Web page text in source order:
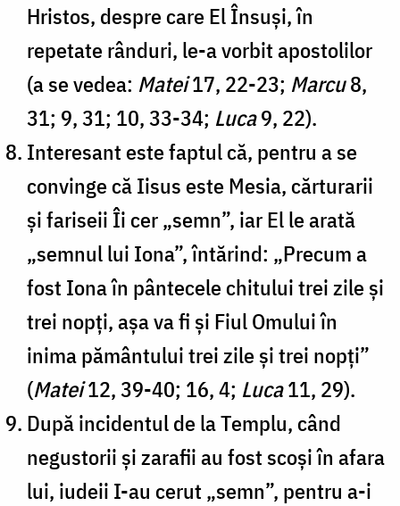
Hristos, despre care El Însuși, în
repetate rânduri, le-a vorbit apostolilor
(a se vedea: Matei17, 22-23; Marcu8,
31; 9, 31; 10, 33-34; Luca9, 22).
Interesant este faptul că, pentru a se
convinge că Iisus este Mesia, cărturarii
și fariseii Îi cer „semn”, iar El le arată
„semnul lui Iona”, întărind: „Precum a
fost Iona în pântecele chitului trei zile și
trei nopți, așa va fi și Fiul Omului în
inima pământului trei zile și trei nopți”
(Matei12, 39-40; 16, 4; Luca11, 29).
După incidentul de la Templu, când
negustorii și zarafii au fost scoși în afara
lui, iudeii I-au cerut „semn”, pentru a-i